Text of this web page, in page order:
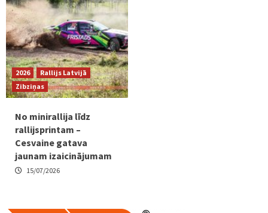
2026
Rallijs Latvijā
Zibziņas
No minirallija līdz
rallijsprintam –
Cesvaine gatava
jaunam izaicinājumam
15/07/2026